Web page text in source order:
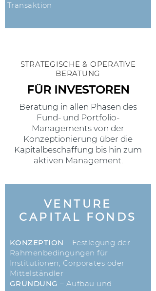
Transaktion
STRATEGISCHE & OPERATIVE
BERATUNG
FÜR INVESTOREN
Beratung in allen Phasen des
Fund- und Portfolio-
Managements von der
Konzeptionierung über die
Kapitalbeschaffung bis hin zum
aktiven Management.
KONZEPTION – Festlegung der
Rahmenbedingungen für
Institutionen, Corporates oder
Mittelständler
GRÜNDUNG– Aufbau und
VENTURE
CAPITAL FONDS